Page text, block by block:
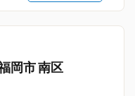
岡市 南区